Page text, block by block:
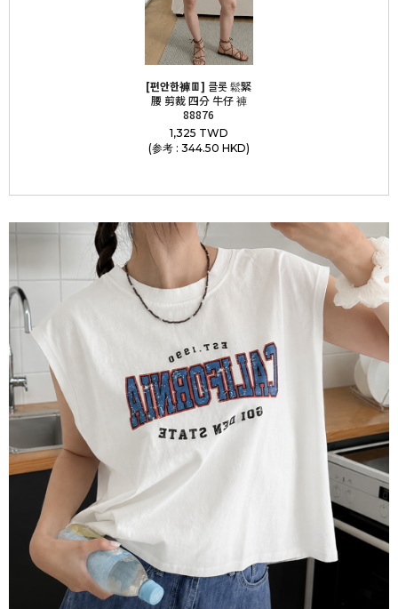
[편안한褲👖] 클롯 鬆緊
腰 剪裁 四分 牛仔 褲
88876
1,325 TWD
(参考 : 344.50 HKD)